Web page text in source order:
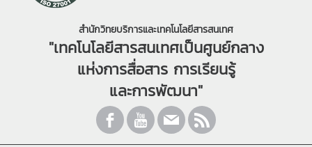
สำนักวิทยบริการและเทคโนโลยีสารสนเทศ
"เทคโนโลยีสารสนเทศเป็นศูนย์กลาง
แห่งการสื่อสาร การเรียนรู้
และการพัฒนา"